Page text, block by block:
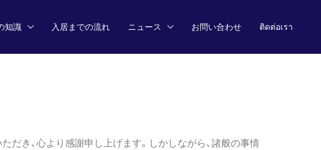
知識 入居までの流れ ニュース お問い合わせ ติดต่อเรา
だき、心より感謝申し上げます。しかしながら、諸般の事情